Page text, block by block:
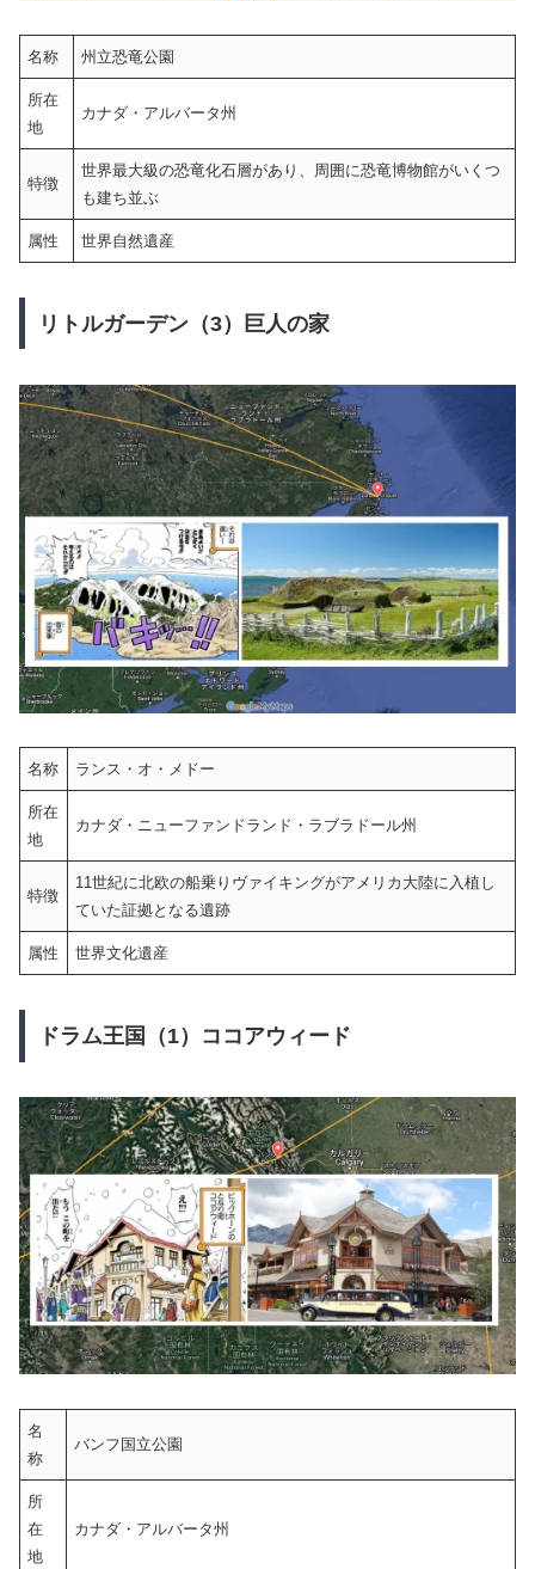
名称 州立恐竜公園
所在
地
カナダ・アルバータ州
特徴
世界最大級の恐竜化石層があり、周囲に恐竜博物館がいくつ
も建ち並ぶ
属性 世界自然遺産
リトルガーデン（3）巨人の家
名称 ランス・オ・メドー
所在
地
カナダ・ニューファンドランド・ラブラドール州
特徴
11世紀に北欧の船乗りヴァイキングがアメリカ大陸に入植し
ていた証拠となる遺跡
属性 世界文化遺産
ドラム王国（1）ココアウィード
名
称
バンフ国立公園
所
在
地
カナダ・アルバータ州